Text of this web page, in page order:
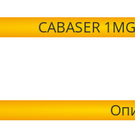
CABASER